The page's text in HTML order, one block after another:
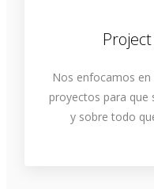
Nos enfocamos
proyectos para que
y sobre todo